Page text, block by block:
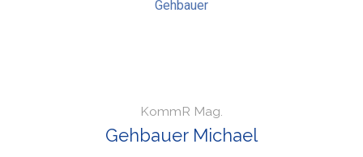
KommR Mag.
Gehbauer Michael